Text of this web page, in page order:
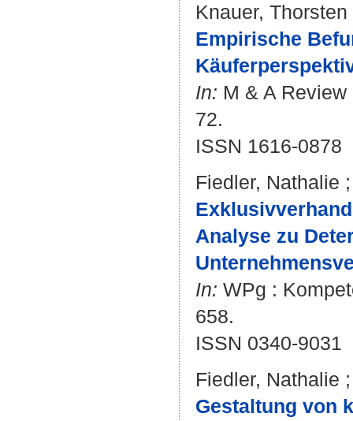
Knauer, Thorsten
Empirische
In: M & A
72.
ISSN 1616-0878
Fiedler, Nathalie
Analyse zu
In: WPg :
658.
ISSN 0340-9031
Fiedler, Nathalie
Gestaltung von